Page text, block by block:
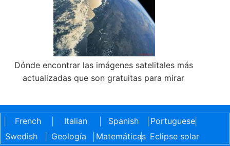
Dónde encontrar las imágenes satelitales más
actualizadas que son gratuitas para mirar
French Italian Spanish Portuguese|
Swedish
Geología Matemáticas
| Eclipse solar